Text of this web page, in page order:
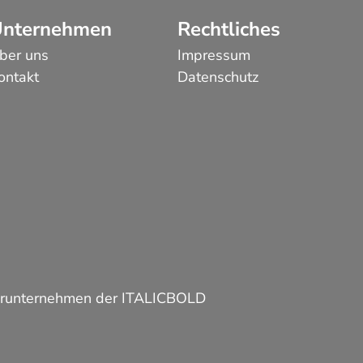
uns
Rechtliches
Impressum
Datenschutz
der ITALICBOLD